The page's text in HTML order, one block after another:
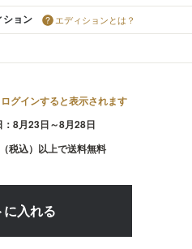
ション エディションとは？
グインすると表示されます
：8月23日～8月28日
税込）以上で送料無料